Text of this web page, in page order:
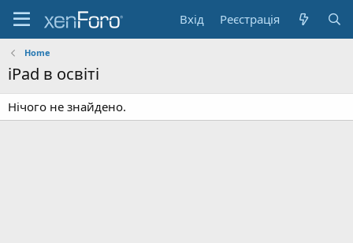
Вхід Реєстрація
Home
iPad в освіті
Нічого не знайдено.